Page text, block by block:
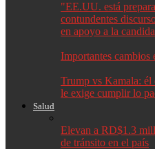
"EE.UU. está
contundentes
en apoyo a la
Importantes cambios
Trump vs Kamala: él
le exige cumplir lo
Salud
Elevan a RD$1.3
de tránsito en el país